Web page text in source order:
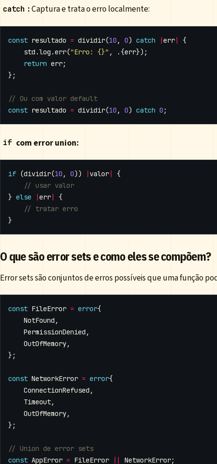
catch :Captura e trata o erro localmente:
const resultado = dividir(10 , 0) catch |err|
{
std .log .err("Erro: {}" , .{err});
return err;
};
const resultado = dividir(10 , 0) catch 0 ;
if com error union:
if (dividir(10 , 0)) | valor|
{
} else |err|
{
}
O que são error sets e como eles se compõem?
Error sets são conjuntos de erros possíveis que uma função
const FileError = error{
NotFound ,
PermissionDenied ,
OutOfMemory,
};
const NetworkError = error{
ConnectionRefused ,
Timeout,
OutOfMemory,
};
const AppError = FileError || NetworkError;